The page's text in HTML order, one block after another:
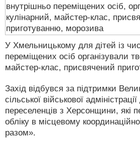
У Хмельницькому для дітей із
переміщених осіб організували
майстер-клас, присвячений
Захід відбувся за підтримки
сільської військової
переселенців з Херсонщини, які
обліку в місцевому
разом».